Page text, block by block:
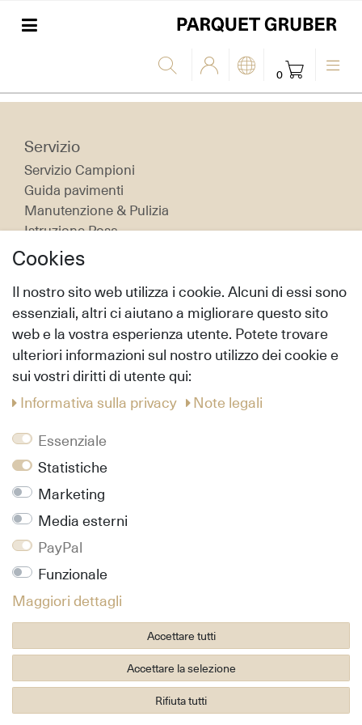
0
Servizio
Servizio Campioni
Guida pavimenti
Manutenzione & Pulizia
Istruzione Posa
Modo di trasporto & Costi di trasporto
Modalità di Pagamento
Diritto di recesso
Aiuto
Info
Chi siamo
Informativa sulla privacy
Condizioni generali di vendita
Note legali
Follow us
Pinterest
Instagram
© Copyright Parquet Gruber 2026 | Tutti i diritti riservati.
Cookies
Il nostro sito web utilizza i cookie. Alcuni di essi sono
essenziali, altri ci aiutano a migliorare questo sito
web e la vostra esperienza utente. Potete trovare
ulteriori informazioni sul nostro utilizzo dei cookie e
sui vostri diritti di utente qui:
Informativa sulla privacy
Note legali
Essenziale
Statistiche
Marketing
Media esterni
PayPal
Funzionale
Maggiori dettagli
Accettare tutti
Accettare la selezione
Rifiuta tutti